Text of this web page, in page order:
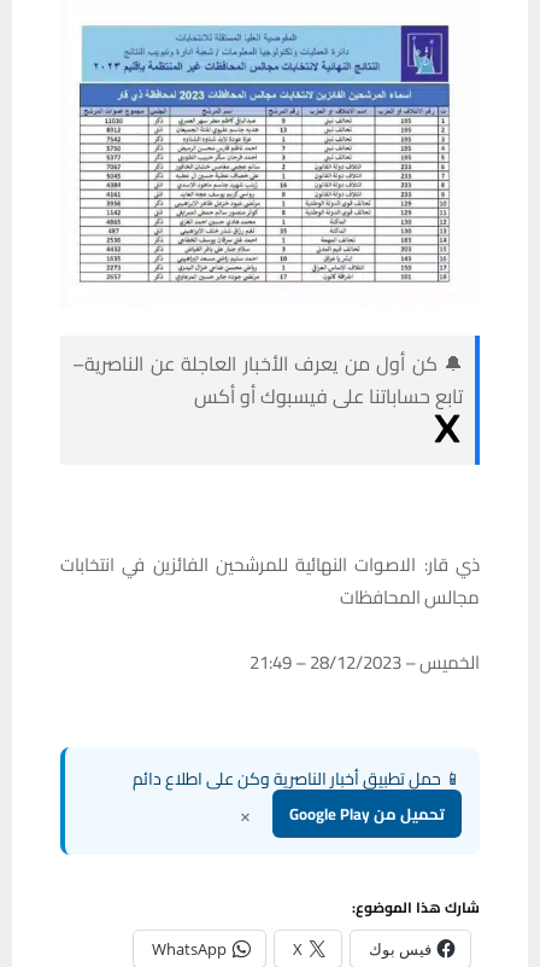
🔔 كن أول من يعرف الأخبار العاجلة عن الناصرية–
تابع حساباتنا على فيسبوك أو أكس
ذي قار: الاصوات النهائية للمرشحين الفائزين في انتخابات
مجالس المحافظات
الخميس – 28/12/2023 – 21:49
📱 حمل تطبيق أخبار الناصرية وكن على اطلاع دائم
تحميل من Google Play ×
شارك هذا الموضوع:
فيس بوك X
WhatsApp